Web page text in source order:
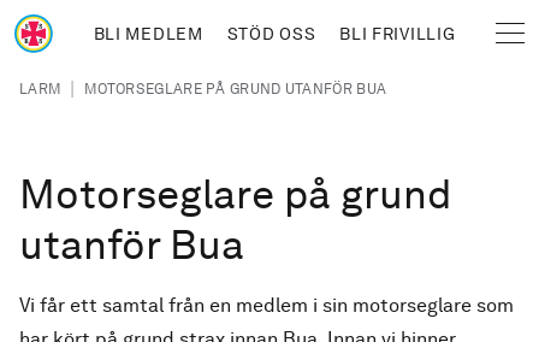
Hoppa till huvudinnehåll
BLI MEDLEM STÖD OSS BLI FRIVILLIG
Länkstig
LARM | MOTORSEGLARE PÅ GRUND UTANFÖR BUA
Motorseglare på grund
utanför Bua
Vi får ett samtal från en medlem i sin motorseglare som